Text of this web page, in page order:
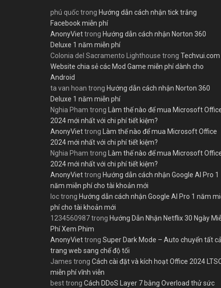
phú quốctrong Hướng dẫn cách nhận tick trắng
Facebook miễn phí
AnonyViettrong Hướng dẫn cách nhận Norton 360
Deluxe 1 năm miễn phí
Colonia del Sacramento Lighthouse trong Techvui.com
Website chia sẻ các Mod Game miễn phí dành cho
Android
ta van hoan trong Hướng dẫn cách nhận Norton 360
Deluxe 1 năm miễn phí
Nghia Pham trong Làm thế nào để mua Microsoft
2024 mới nhất với chi phí tiết kiệm?
AnonyViettrong Làm thế nào để mua Microsoft Office
2024 mới nhất với chi phí tiết kiệm?
Nghia Pham trong Làm thế nào để mua Microsoft
2024 mới nhất với chi phí tiết kiệm?
AnonyViettrong Hướng dẫn cách nhận Google AI Pro 1
năm miễn phí cho tài khoản mới
loctrong Hướng dẫn cách nhận Google AI Pro 1 năm
phí cho tài khoản mới
1234560987trong Hướng Dẫn Nhận Netflix 30 Ngày
Phí Xem Phim
AnonyViettrong Super Dark Mode – Auto chuyển tất cả
trang web sang chế độ tối
James trong Cách cài đặt và kích hoạt Office 2024
miễn phí vĩnh viễn
besttrong Cách DDoS Layer 7 bằng Overload thử sức